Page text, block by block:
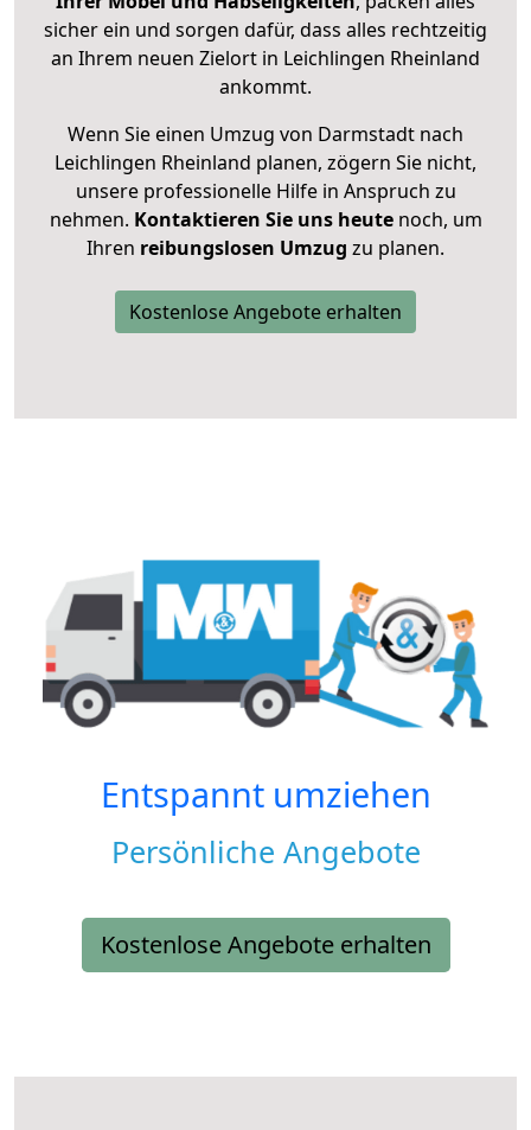
sicher ein und sorgen dafür, dass alles rechtzeitig
an Ihrem neuen Zielort in Leichlingen Rheinland
ankommt.
Wenn Sie einen Umzug von Darmstadt nach
Leichlingen Rheinland planen, zögern Sie nicht,
unsere professionelle Hilfe in Anspruch zu
nehmen. Kontaktieren Sie uns heutenoch, um
Ihren reibungslosen Umzug zu planen.
Kostenlose Angebote erhalten
Entspannt umziehen
Persönliche Angebote
Kostenlose Angebote erhalten